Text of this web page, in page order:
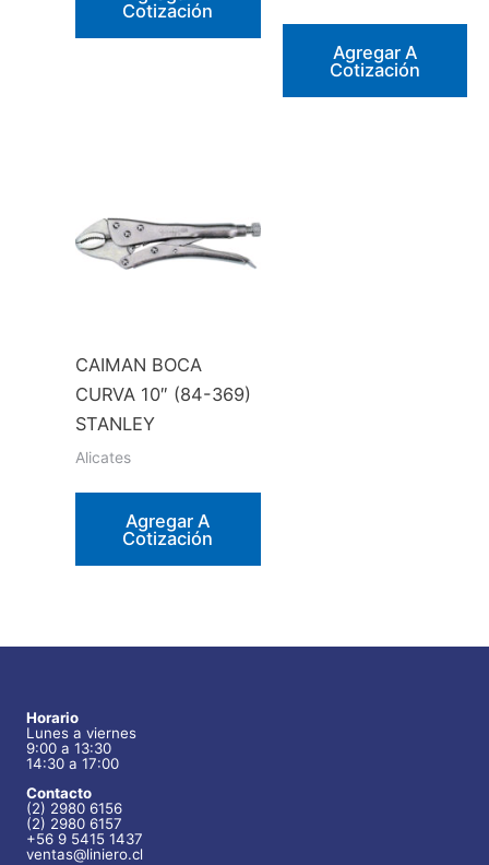
Cotización
Agregar A
Cotización
CAIMAN BOCA
CURVA 10″ (84-369)
STANLEY
Alicates
Agregar A
Cotización
Horario
Lunes a viernes
9:00 a 13:30
14:30 a 17:00
Contacto
(2) 2980 6156
(2) 2980 6157
+56 9 5415 1437
ventas@liniero.cl